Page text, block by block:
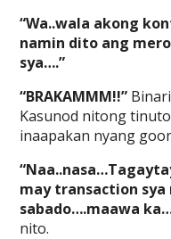
“Wa..wala akong
namin dito ang
sya….”
“BRAKAMMM!!”
Kasunod nitong
inaapakan nyang
may transaction sya
sabado….maawa
nito.